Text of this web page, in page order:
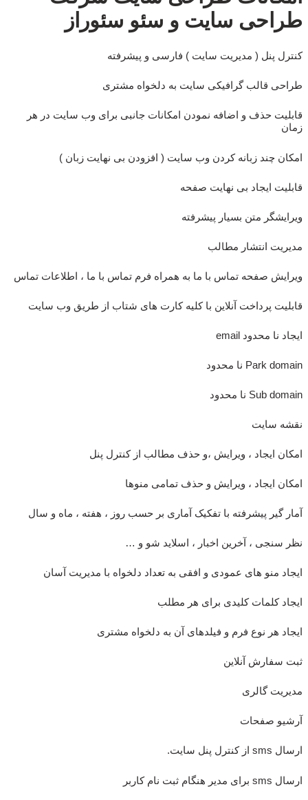
طراحی سایت و سئو سئوراز
کنترل پنل ( مدیریت سایت ) فارسی و پیشرفته
طراحی قالب گرافیکی سایت به دلخواه مشتری
قابلیت حذف و اضافه نمودن امکانات جانبی برای وب سایت در هر
زمان
امکان چند زبانه کردن وب سایت ( افزودن بی نهایت زبان )
قابلیت ایجاد بی نهایت صفحه
ویرایشگر متن بسیار پیشرفته
مدیریت انتشار مطالب
ویرایش صفحه تماس با ما به همراه فرم تماس با ما ، اطلاعات تماس
قابلیت پرداخت آنلاین با کلیه کارت های شتاب از طریق وب سایت
ایجاد نا محدود email
Park domain نا محدود
Sub domain نا محدود
نقشه سایت
امکان ایجاد ، ویرایش ،و حذف مطالب از کنترل پنل
امکان ایجاد ، ویرایش و حذف تمامی منوها
آمار گیر پیشرفته با تفکیک آماری بر حسب روز ، هفته ، ماه و سال
نظر سنجی ، آخرین اخبار ، اسلاید شو و …
ایجاد منو های عمودی و افقی به تعداد دلخواه با مدیریت آسان
ایجاد کلمات کلیدی برای هر مطلب
ایجاد هر نوع فرم و فیلدهای آن به دلخواه مشتری
ثبت سفارش آنلاین
مدیریت گالری
آرشیو صفحات
ارسال sms از کنترل پنل سایت.
ارسال sms برای مدیر هنگام ثبت نام کاربر